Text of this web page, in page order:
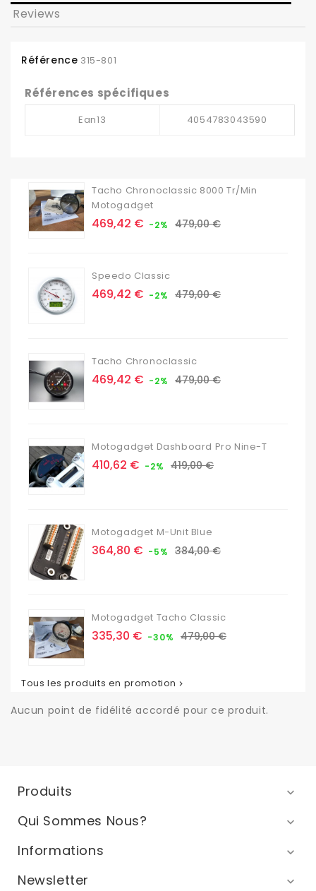
Reviews
Référence 315-801
Références spécifiques
Ean13 4054783043590
Tacho Chronoclassic 8000 Tr/min
Motogadget
Prix
469,42 € -2% Prix
479,00 €
Speedo Classic
Prix
469,42 € -2% Prix
479,00 €
Tacho Chronoclassic
Prix
469,42 € -2% Prix
479,00 €
Motogadget Dashboard Pro Nine-T
Prix
410,62 € -2% Prix
419,00 €
Motogadget M-Unit Blue
Prix
364,80 € -5% Prix
384,00 €
Motogadget Tacho Classic
Prix
335,30 € -30% Prix
479,00 €
Tous les produits en promotion 
Aucun point de fidélité accordé pour ce produit.
Produits 
Qui Sommes Nous? 
Informations 
Newsletter 